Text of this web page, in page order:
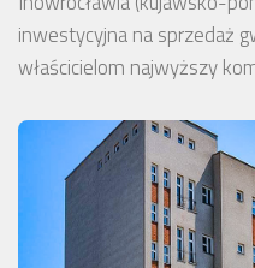
inwestycyjna na sprzedaż
właścicielom najwyższy